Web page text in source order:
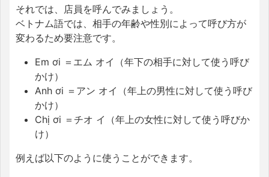
それでは、店員を呼んでみましょう。
ベトナム語では、相手の年齢や性別によって呼び方が
変わるため要注意です。
Em ơi ＝エム オイ（年下の相手に対して使う呼び
かけ）
Anh ơi ＝アン オイ（年上の男性に対して使う呼び
かけ）
Chị ơi ＝チオ イ（年上の女性に対して使う呼びか
け）
例えば以下のように使うことができます。